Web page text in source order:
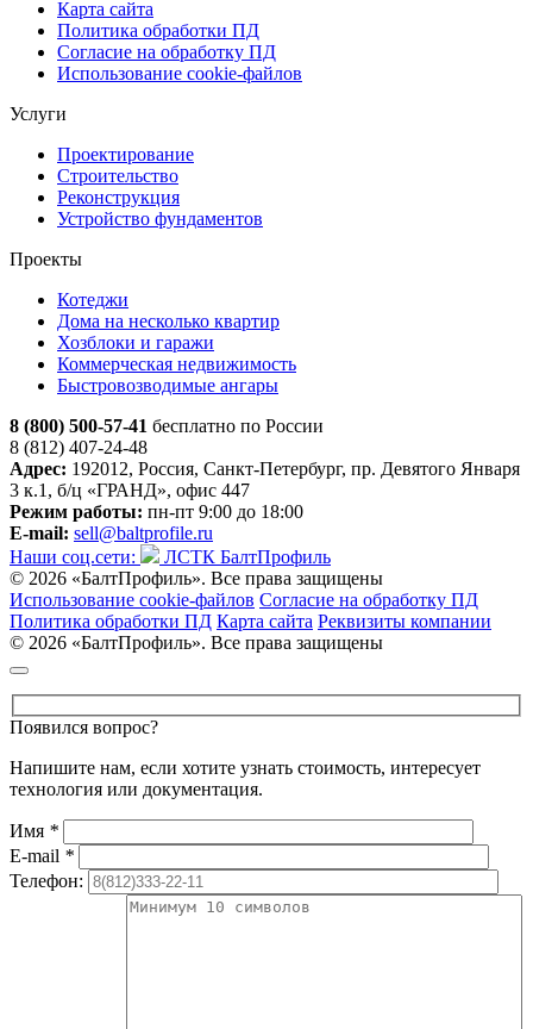
Карта сайта
Политика обработки ПД
Согласие на обработку ПД
Использование cookie-файлов
Услуги
Проектирование
Строительство
Реконструкция
Устройство фундаментов
Проекты
Котеджи
Дома на несколько квартир
Хозблоки и гаражи
Коммерческая недвижимость
Быстровозводимые ангары
8 (800) 500-57-41 бесплатно по России
8 (812) 407-24-48
Адрес: 192012, Россия, Санкт-Петербург, пр. Девятого Января
3 к.1, б/ц «ГРАНД», офис 447
Режим работы: пн-пт 9:00 до 18:00
E-mail: sell@baltprofile.ru
Наши соц.сети:
ЛСТК БалтПрофиль
© 2026 «БалтПрофиль». Все права защищены
Использование cookie-файлов Согласие на обработку ПД
Политика обработки ПД Карта сайта Реквизиты компании
© 2026 «БалтПрофиль». Все права защищены
Появился вопрос?
Напишите нам, если хотите узнать стоимость, интересует
технология или документация.
Имя *
E-mail *
Телефон: